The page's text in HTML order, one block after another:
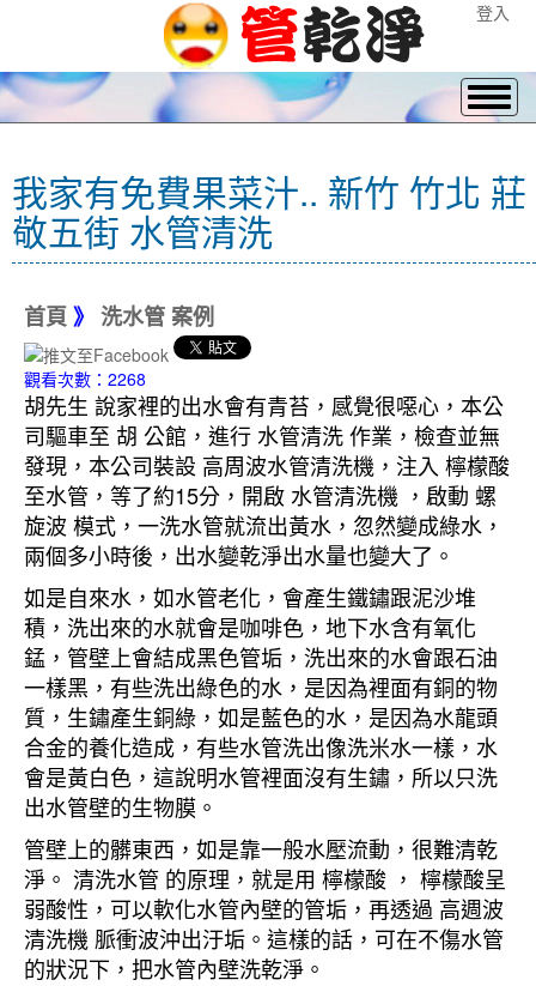
登入
我家有免費果菜汁.. 新竹 竹北 莊
敬五街 水管清洗
首頁 》 洗水管 案例
觀看次數：2268
胡先生 說家裡的出水會有青苔，感覺很噁心，本公
司驅車至 胡 公館，進行 水管清洗 作業，檢查並無
發現，本公司裝設 高周波水管清洗機，注入 檸檬酸
至水管，等了約15分，開啟 水管清洗機 ，啟動 螺
旋波 模式，一洗水管就流出黃水，忽然變成綠水，
兩個多小時後，出水變乾淨出水量也變大了。
如是自來水，如水管老化，會產生鐵鏽跟泥沙堆
積，洗出來的水就會是咖啡色，地下水含有氧化
錳，管壁上會結成黑色管垢，洗出來的水會跟石油
一樣黑，有些洗出綠色的水，是因為裡面有銅的物
質，生鏽產生銅綠，如是藍色的水，是因為水龍頭
合金的養化造成，有些水管洗出像洗米水一樣，水
會是黃白色，這說明水管裡面沒有生鏽，所以只洗
出水管壁的生物膜。
管壁上的髒東西，如是靠一般水壓流動，很難清乾
淨。 清洗水管 的原理，就是用 檸檬酸 ， 檸檬酸呈
弱酸性，可以軟化水管內壁的管垢，再透過 高週波
清洗機 脈衝波沖出汙垢。這樣的話，可在不傷水管
的狀況下，把水管內壁洗乾淨。